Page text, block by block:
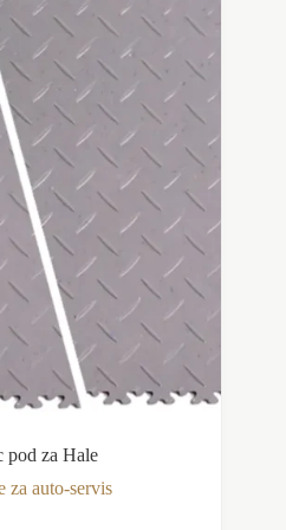
pod za Hale
za auto-servis